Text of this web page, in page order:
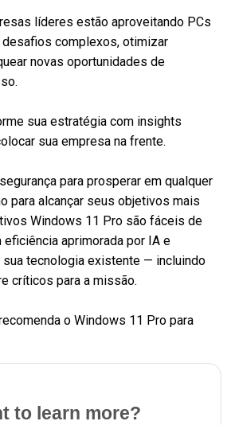
líderes estão aproveitando PCs
complexos, otimizar
novas oportunidades de
sua estratégia com insights
sua empresa na frente.
para prosperar em qualquer
para alcançar seus objetivos mais
Windows 11 Pro são fáceis de
eficiência aprimorada por IA e
tecnologia existente — incluindo
críticos para a missão.
o Windows 11 Pro para
to learn more?